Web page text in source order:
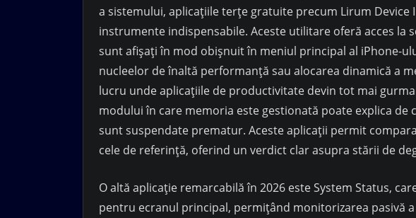
a sistemului, aplicațiile terțe gratuite precum Lirum Device
instrumente indispensabile. Aceste utilitare oferă acces la
sunt afișați în mod obișnuit în meniul principal al iPhone-
nucleelor de înaltă performanță sau alocarea dinamică a
lucru unde aplicațiile de productivitate devin tot mai
modului în care memoria este gestionată poate explica de
sunt suspendate prematur. Aceste aplicații permit
cele de referință, oferind un verdict clar asupra stării de
O altă aplicație remarcabilă în 2026 este System Status,
pentru ecranul principal, permițând monitorizarea pasivă